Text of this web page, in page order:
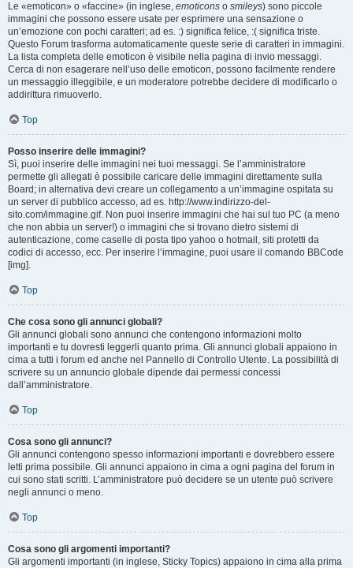
Le «emoticon» o «faccine» (in inglese, emoticons o smileys) sono piccole
immagini che possono essere usate per esprimere una sensazione o
un’emozione con pochi caratteri; ad es. :) significa felice, :( significa triste.
Questo Forum trasforma automaticamente queste serie di caratteri in immagini.
La lista completa delle emoticon è visibile nella pagina di invio messaggi.
Cerca di non esagerare nell’uso delle emoticon, possono facilmente rendere
un messaggio illeggibile, e un moderatore potrebbe decidere di modificarlo o
addirittura rimuoverlo.
Top
Posso inserire delle immagini?
Sì, puoi inserire delle immagini nei tuoi messaggi. Se l’amministratore
permette gli allegati è possibile caricare delle immagini direttamente sulla
Board; in alternativa devi creare un collegamento a un’immagine ospitata su
un server di pubblico accesso, ad es. http://www.indirizzo-del-
sito.com/immagine.gif. Non puoi inserire immagini che hai sul tuo PC (a meno
che non abbia un server!) o immagini che si trovano dietro sistemi di
autenticazione, come caselle di posta tipo yahoo o hotmail, siti protetti da
codici di accesso, ecc. Per inserire l’immagine, puoi usare il comando BBCode
[img].
Top
Che cosa sono gli annunci globali?
Gli annunci globali sono annunci che contengono informazioni molto
importanti e tu dovresti leggerli quanto prima. Gli annunci globali appaiono in
cima a tutti i forum ed anche nel Pannello di Controllo Utente. La possibilità di
scrivere su un annuncio globale dipende dai permessi concessi
dall’amministratore.
Top
Cosa sono gli annunci?
Gli annunci contengono spesso informazioni importanti e dovrebbero essere
letti prima possibile. Gli annunci appaiono in cima a ogni pagina del forum in
cui sono stati scritti. L’amministratore può decidere se un utente può scrivere
negli annunci o meno.
Top
Cosa sono gli argomenti importanti?
Gli argomenti importanti (in inglese, Sticky Topics) appaiono in cima alla prima